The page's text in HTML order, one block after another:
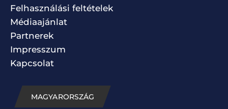
Felhasználási feltételek
Médiaajánlat
Partnerek
Impresszum
Kapcsolat
MAGYARORSZÁG